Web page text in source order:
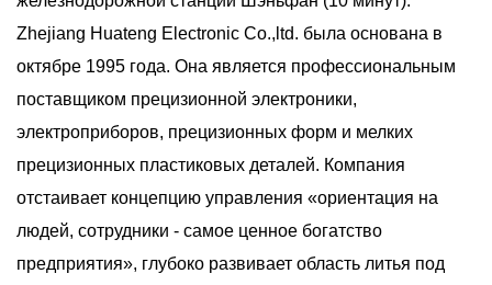
Zhejiang Huateng Electronic Co.,ltd. была основана в
октябре 1995 года. Она является профессиональным
поставщиком прецизионной электроники,
электроприборов, прецизионных форм и мелких
прецизионных пластиковых деталей. Компания
отстаивает концепцию управления «ориентация на
людей, сотрудники - самое ценное богатство
предприятия», глубоко развивает область литья под